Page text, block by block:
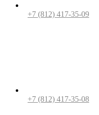
+7 (812) 417-35-09
+7 (812) 417-35-08